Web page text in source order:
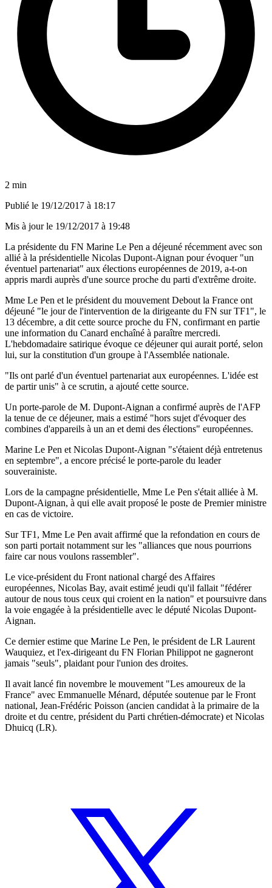
2 min
Publié le 19/12/2017 à 18:17
Mis à jour le 19/12/2017 à 19:48
La présidente du FN Marine Le Pen a déjeuné récemment avec son
allié à la présidentielle Nicolas Dupont-Aignan pour évoquer "un
éventuel partenariat" aux élections européennes de 2019, a-t-on
appris mardi auprès d'une source proche du parti d'extrême droite.
Mme Le Pen et le président du mouvement Debout la France ont
déjeuné "le jour de l'intervention de la dirigeante du FN sur TF1", le
13 décembre, a dit cette source proche du FN, confirmant en partie
une information du Canard enchaîné à paraître mercredi.
L'hebdomadaire satirique évoque ce déjeuner qui aurait porté, selon
lui, sur la constitution d'un groupe à l'Assemblée nationale.
"Ils ont parlé d'un éventuel partenariat aux européennes. L'idée est
de partir unis" à ce scrutin, a ajouté cette source.
Un porte-parole de M. Dupont-Aignan a confirmé auprès de l'AFP
la tenue de ce déjeuner, mais a estimé "hors sujet d'évoquer des
combines d'appareils à un an et demi des élections" européennes.
Marine Le Pen et Nicolas Dupont-Aignan "s'étaient déjà entretenus
en septembre", a encore précisé le porte-parole du leader
souverainiste.
Lors de la campagne présidentielle, Mme Le Pen s'était alliée à M.
Dupont-Aignan, à qui elle avait proposé le poste de Premier ministre
en cas de victoire.
Sur TF1, Mme Le Pen avait affirmé que la refondation en cours de
son parti portait notamment sur les "alliances que nous pourrions
faire car nous voulons rassembler".
Le vice-président du Front national chargé des Affaires
européennes, Nicolas Bay, avait estimé jeudi qu'il fallait "fédérer
autour de nous tous ceux qui croient en la nation" et poursuivre dans
la voie engagée à la présidentielle avec le député Nicolas Dupont-
Aignan.
Ce dernier estime que Marine Le Pen, le président de LR Laurent
Wauquiez, et l'ex-dirigeant du FN Florian Philippot ne gagneront
jamais "seuls", plaidant pour l'union des droites.
Il avait lancé fin novembre le mouvement "Les amoureux de la
France" avec Emmanuelle Ménard, députée soutenue par le Front
national, Jean-Frédéric Poisson (ancien candidat à la primaire de la
droite et du centre, président du Parti chrétien-démocrate) et Nicolas
Dhuicq (LR).